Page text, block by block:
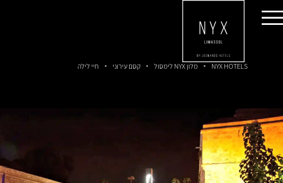
NYX HOTELS מלון NYX לימסול קסם עירוני חיי לילה